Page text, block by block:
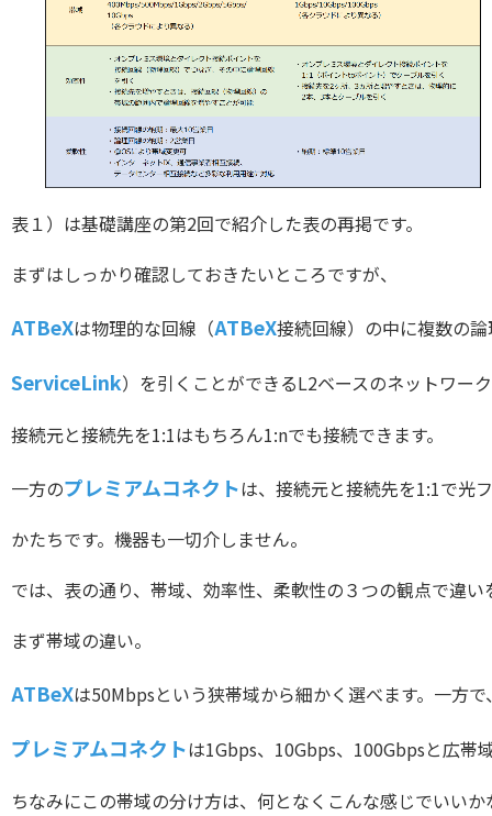
表１）は基礎講座の第2回で紹介した表の再掲です。
まずはしっかり確認しておきたいところですが、
ATBeXは物理的な回線（ATBeX接続回線）の中に複数の
ServiceLink）を引くことができるL2ベースのネットワー
接続元と接続先を1:1はもちろん1:nでも接続できます。
一方のプレミアムコネクトは、接続元と接続先を1:1で光
かたちです。機器も一切介しません。
では、表の通り、帯域、効率性、柔軟性の３つの観点で違
まず帯域の違い。
ATBeXは50Mbpsという狭帯域から細かく選べます。一方で
プレミアムコネクトは1Gbps、10Gbps、100Gbpsと広帯
ちなみにこの帯域の分け方は、何となくこんな感じでいい